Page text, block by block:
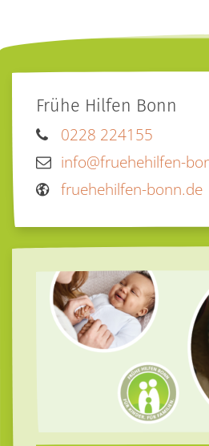
Frühe Hilfen Bonn
0228 224155
info@fruehehilfen-
fruehehilfen-bonn.de